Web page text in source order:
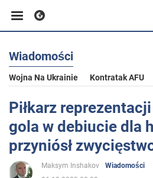
Biznes
Sport
Rozrywka
Wiadomości
Wojna Na Ukrainie Kontratak AFU
Piłkarz
gola w debiucie dla
przyniósł
Maksym Inshakov
Wiadomości